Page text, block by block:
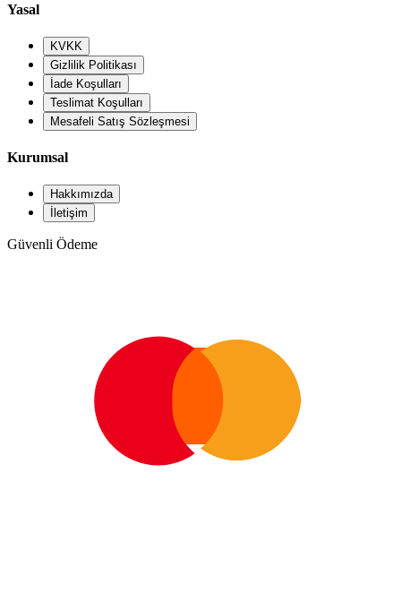
Yasal
KVKK
Gizlilik Politikası
İade Koşulları
Teslimat Koşulları
Mesafeli Satış Sözleşmesi
Kurumsal
Hakkımızda
İletişim
Güvenli Ödeme